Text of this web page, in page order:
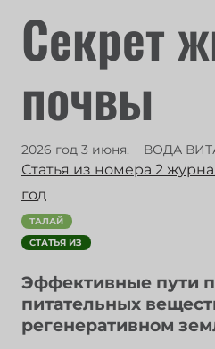
Секрет
почвы
2026 год 3 июня. ВОДА
Статья из номера 2
год
ТАЛАЙ
СТАТЬЯ ИЗ
Эффективные пути
питательных
регенеративном